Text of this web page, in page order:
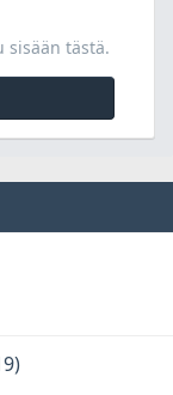
sisään tästä.